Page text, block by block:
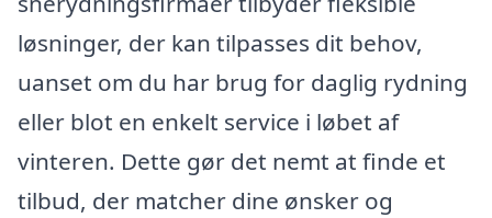
løsninger, der kan tilpasses dit behov,
uanset om du har brug for daglig rydning
eller blot en enkelt service i løbet af
vinteren. Dette gør det nemt at finde et
tilbud, der matcher dine ønsker og